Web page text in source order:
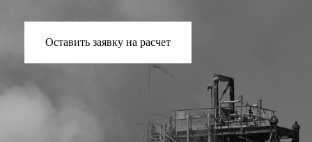
Оставить заявку на расчет